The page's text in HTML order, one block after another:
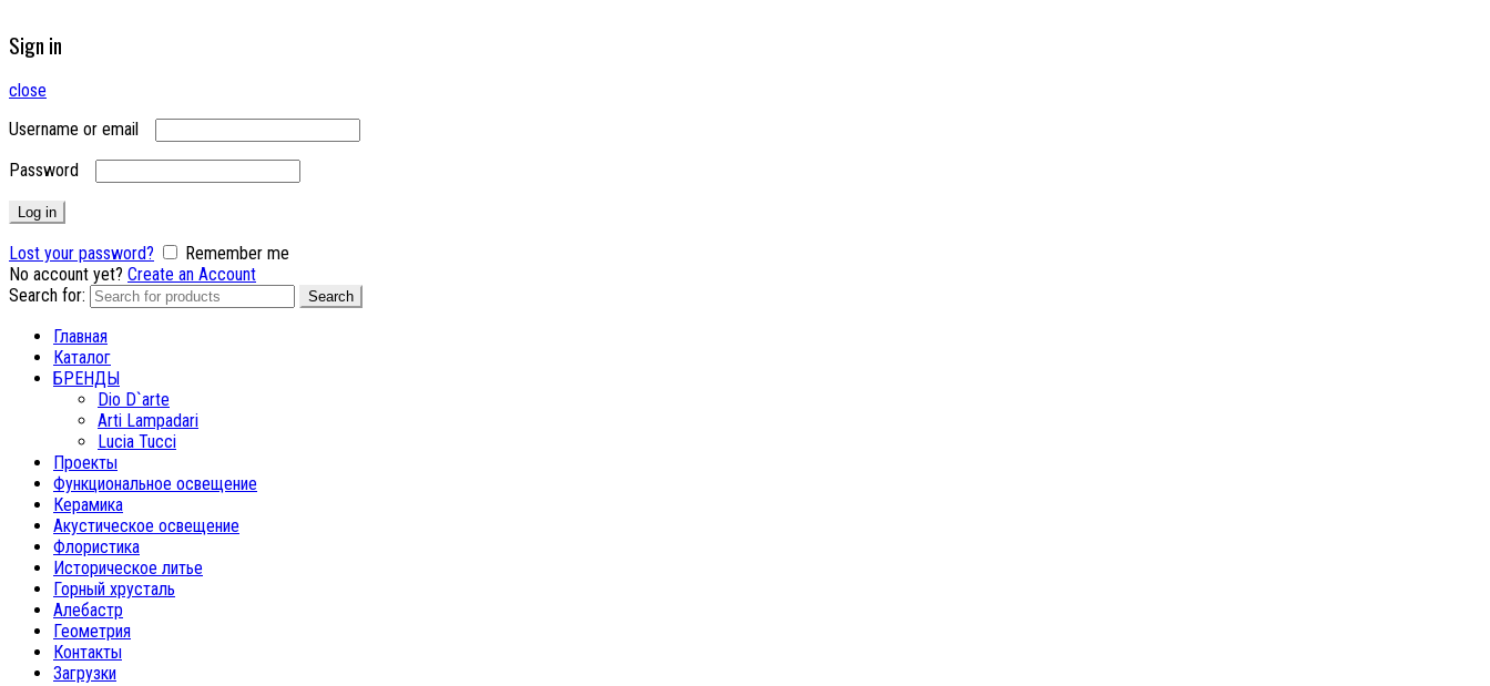
Sign in
close
Username or email
Password
Log in
Lost your password?
Remember me
No account yet? Create an Account
Search for:
Search
Главная
Каталог
БРЕНДЫ
Dio D`arte
Arti Lampadari
Lucia Tucci
Проекты
Функциональное освещение
Керамика
Акустическое освещение
Флористика
Историческое литье
Горный хрусталь
Алебастр
Геометрия
Контакты
Загрузки